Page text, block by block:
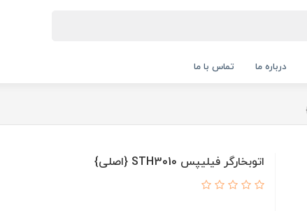
درباره ما تماس با ما
اتوبخارگر فیلیپس STH3010 {اصلی}